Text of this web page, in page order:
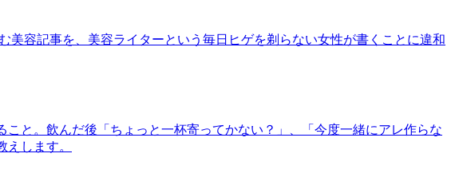
容記事を、美容ライターという毎日ヒゲを剃らない女性が書くことに違和
と。飲んだ後「ちょっと一杯寄ってかない？」、「今度一緒にアレ作らな
します。